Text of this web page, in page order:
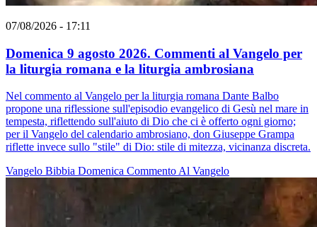
07/08/2026 - 17:11
Domenica 9 agosto 2026. Commenti al Vangelo per
la liturgia romana e la liturgia ambrosiana
Nel commento al Vangelo per la liturgia romana Dante Balbo
propone una riflessione sull'episodio evangelico di Gesù nel mare in
tempesta, riflettendo sull'aiuto di Dio che ci è offerto ogni giorno;
per il Vangelo del calendario ambrosiano, don Giuseppe Grampa
riflette invece sullo "stile" di Dio: stile di mitezza, vicinanza discreta.
Vangelo Bibbia Domenica Commento Al Vangelo